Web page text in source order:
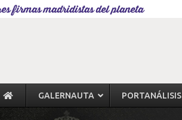
firmas madridistas del planeta
GALERNAUTA PORTANÁLISIS